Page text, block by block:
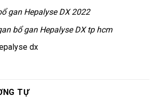
gan Hepalyse DX 2022
bổ gan Hepalyse DX tp hcm
dx
TỰ